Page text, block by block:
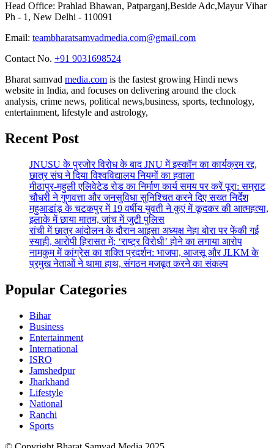
Head Office: Prahlad Bhawan, Patparganj,Beside Adc,Mayur Vihar
Ph - 1, New Delhi - 110091
Email: teambharatsamvadmedia.com@gmail.com
Contact No. ‪ +91 9031698524
Bharat samvad media.com is the fastest growing Hindi news
website in India, and focuses on delivering around the clock
analysis, crime news, political news,business, sports, technology,
entertainment, lifestyle and astrology,
Recent Post
JNUSU के पुरजोर विरोध के बाद JNU में इस्कॉन का कार्यक्रम रद्द,
छात्र संघ ने दिया विश्वविद्यालय नियमों का हवाला
मीठापुर-महुली एलिवेटेड रोड का निर्माण कार्य समय पर करें पूरा: सम्राट
चौधरी ने गुणवत्ता और जनसुविधा सुनिश्चित करने दिए सख्त निर्देश
महुआडांड़ के चटकपुर में 19 वर्षीय युवती ने कुएं में कूदकर की आत्महत्या,
इलाके में छाया मातम, जांच में जुटी पुलिस
रांची में छात्र आंदोलन के दौरान आइसा अध्यक्ष नेहा बोरा पर फेंकी गई
स्याही, आरोपी हिरासत में; ‘राष्ट्र विरोधी’ होने का लगाया आरोप
नामकुम में कांग्रेस का शक्ति प्रदर्शन: भाजपा, आजसू और JLKM के
प्रमुख नेताओं ने थामा हाथ, संगठन मजबूत करने का संकल्प
Popular Categories
Bihar
Business
Entertainment
International
ISRO
Jamshedpur
Jharkhand
Lifestyle
National
Ranchi
Sports